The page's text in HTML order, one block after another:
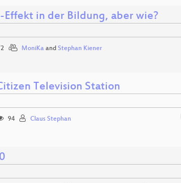
Effekt in der Bildung, aber wie?
MoniKaand Stephan Kiener
Television Station
94 Claus Stephan